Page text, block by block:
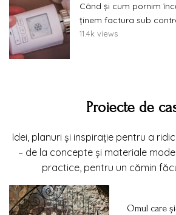
Când și cum pornim
ținem factura sub
11.4k views
Proiecte de
Idei, planuri și inspirație pentru a
– de la concepte și materiale
practice, pentru un cămin
Omul care